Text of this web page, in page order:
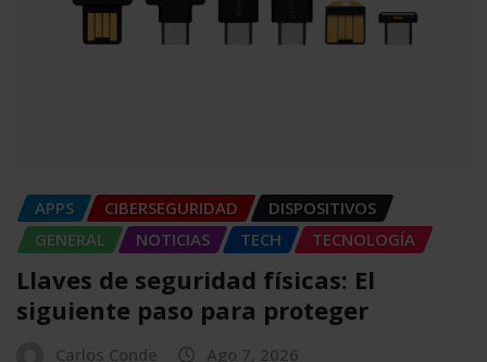
APPS CIBERSEGURIDAD
DISPOSITIVOS
GENERAL
NOTICIAS TECH TECNOLOGÍA
Llaves de seguridad físicas: El
siguiente paso para proteger
Carlos Conde Ago 7, 2026